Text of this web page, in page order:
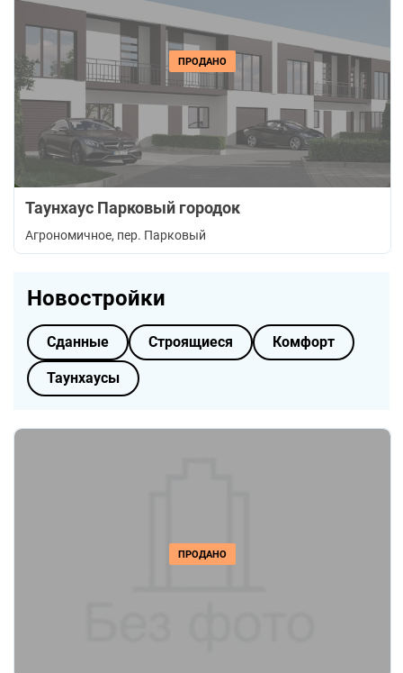
ПРОДАНО
Таунхаус Парковый городок
Агрономичное, пер. Парковый
Новостройки
Сданные Строящиеся Комфорт
Таунхаусы
ПРОДАНО